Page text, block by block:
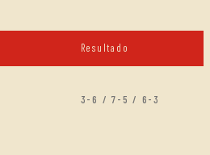
Resultado
3-6 / 7-5 / 6-3